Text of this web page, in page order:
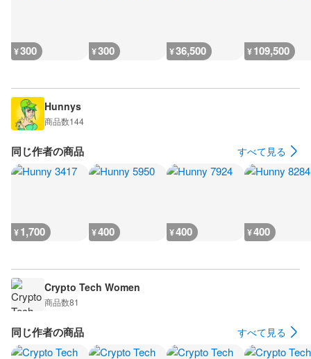
¥300 ¥300 ¥36,500 ¥109,500
Hunnys
商品数144
同じ作者の商品 すべて見る
¥1,700 ¥400 ¥400 ¥400
Crypto Tech Women
商品数81
同じ作者の商品 すべて見る